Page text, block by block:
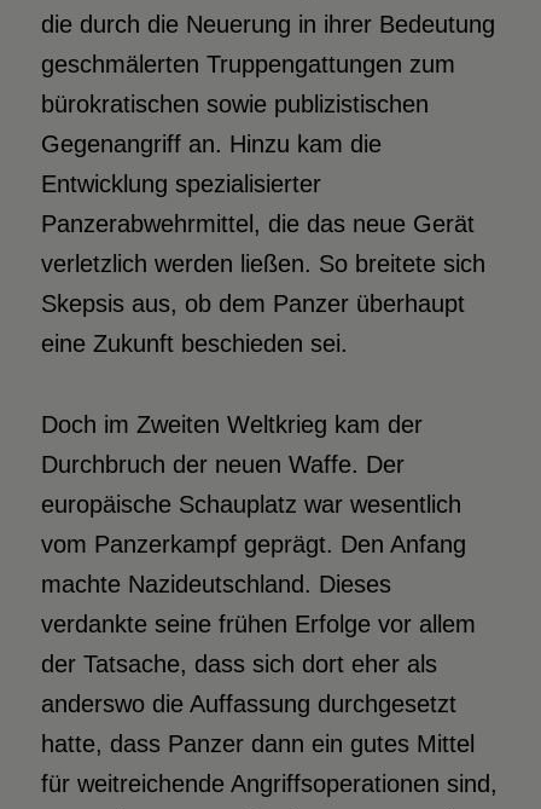
die durch die Neuerung in ihrer Bedeutung
geschmälerten Truppengattungen zum
bürokratischen sowie publizistischen
Gegenangriff an. Hinzu kam die
Entwicklung spezialisierter
Panzerabwehrmittel, die das neue Gerät
verletzlich werden ließen. So breitete sich
Skepsis aus, ob dem Panzer überhaupt
eine Zukunft beschieden sei.
Doch im Zweiten Weltkrieg kam der
Durchbruch der neuen Waffe. Der
europäische Schauplatz war wesentlich
vom Panzerkampf geprägt. Den Anfang
machte Nazideutschland. Dieses
verdankte seine frühen Erfolge vor allem
der Tatsache, dass sich dort eher als
anderswo die Auffassung durchgesetzt
hatte, dass Panzer dann ein gutes Mittel
für weitreichende Angriffsoperationen sind,